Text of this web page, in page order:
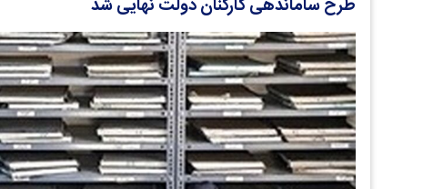
طرح ساماندهی کارکنان دولت نهایی شد